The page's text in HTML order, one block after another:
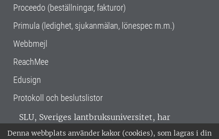
Denna webbplats använder kakor (cookies), som lagras i din
Proceedo (beställningar, fakturor)
Primula (ledighet, sjukanmälan, lönespec m.m.)
Webbmejl
ReachMee
Edusign
Protokoll och beslutslistor
SLU, Sveriges lantbruksuniversitet, har
verksamhet över hela Sverige. Huvudorter är